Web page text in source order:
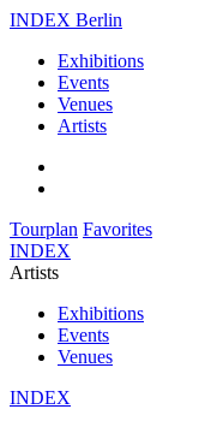
INDEX Berlin
Exhibitions
Events
Venues
Artists
Tourplan Favorites
INDEX
Artists
Exhibitions
Events
Venues
INDEX